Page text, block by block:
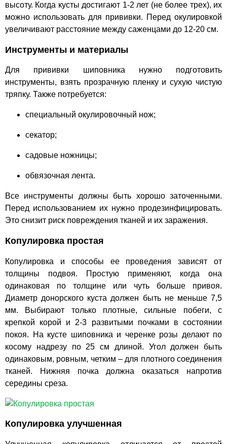
высоту. Когда кусты достигают 1-2 лет (не более трех), их
можно использовать для прививки. Перед окулировкой
увеличивают расстояние между саженцами до 12-20 см.
Инструменты и материалы
Для прививки шиповника нужно подготовить
инструменты, взять прозрачную пленку и сухую чистую
тряпку. Также потребуется:
специальный окулировочный нож;
секатор;
садовые ножницы;
обвязочная лента.
Все инструменты должны быть хорошо заточенными.
Перед использованием их нужно продезинфицировать.
Это снизит риск повреждения тканей и их заражения.
Копулировка простая
Копулировка и способы ее проведения зависят от
толщины подвоя. Простую применяют, когда она
одинаковая по толщине или чуть больше привоя.
Диаметр донорского куста должен быть не меньше 7,5
мм. Выбирают только плотные, сильные побеги, с
крепкой корой и 2-3 развитыми почками в состоянии
покоя. На кусте шиповника и черенке розы делают по
косому надрезу по 25 см длиной. Угол должен быть
одинаковым, ровным, четким – для плотного соединения
тканей. Нижняя почка должна оказаться напротив
середины среза.
Копулировка улучшенная